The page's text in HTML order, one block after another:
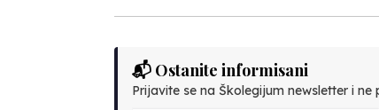
📬 Ostanite informisani
Prijavite se na Školegijum newsletter i ne